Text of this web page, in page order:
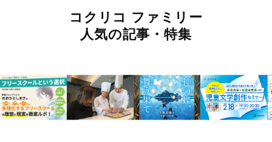
コクリコ ファミリー
人気の記事・特集